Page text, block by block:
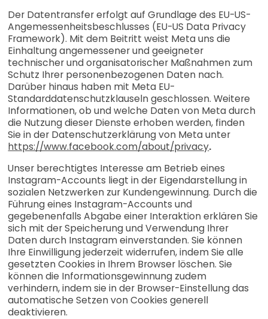
Der Datentransfer erfolgt auf Grundlage des EU-US-
Angemessenheitsbeschlusses (EU-US Data Privacy
Framework). Mit dem Beitritt weist Meta uns die
Einhaltung angemessener und geeigneter
technischer und organisatorischer Maßnahmen zum
Schutz Ihrer personenbezogenen Daten nach.
Darüber hinaus haben mit Meta EU-
Standarddatenschutzklauseln geschlossen. Weitere
Informationen, ob und welche Daten von Meta durch
die Nutzung dieser Dienste erhoben werden, finden
Sie in der Datenschutzerklärung von Meta unter
https://www.facebook.com/about/privacy.
Unser berechtigtes Interesse am Betrieb eines
Instagram-Accounts liegt in der Eigendarstellung in
sozialen Netzwerken zur Kundengewinnung. Durch die
Führung eines Instagram-Accounts und
gegebenenfalls Abgabe einer Interaktion erklären Sie
sich mit der Speicherung und Verwendung Ihrer
Daten durch Instagram einverstanden. Sie können
Ihre Einwilligung jederzeit widerrufen, indem Sie alle
gesetzten Cookies in Ihrem Browser löschen. Sie
können die Informationsgewinnung zudem
verhindern, indem sie in der Browser-Einstellung das
automatische Setzen von Cookies generell
deaktivieren.